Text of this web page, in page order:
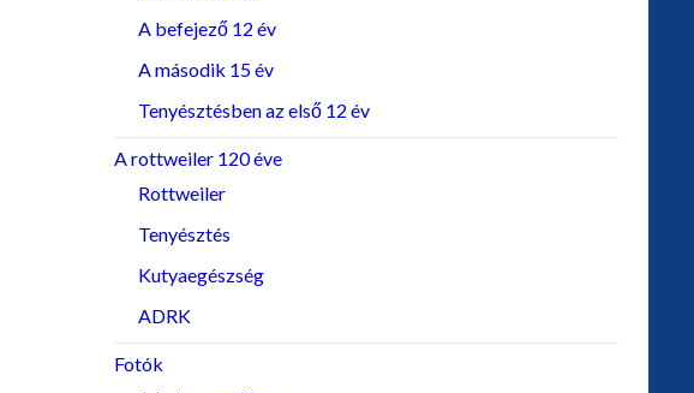
A befejező 12 év
A második 15 év
Tenyésztésben az első 12 év
A rottweiler 120 éve
Rottweiler
Tenyésztés
Kutyaegészség
ADRK
Fotók